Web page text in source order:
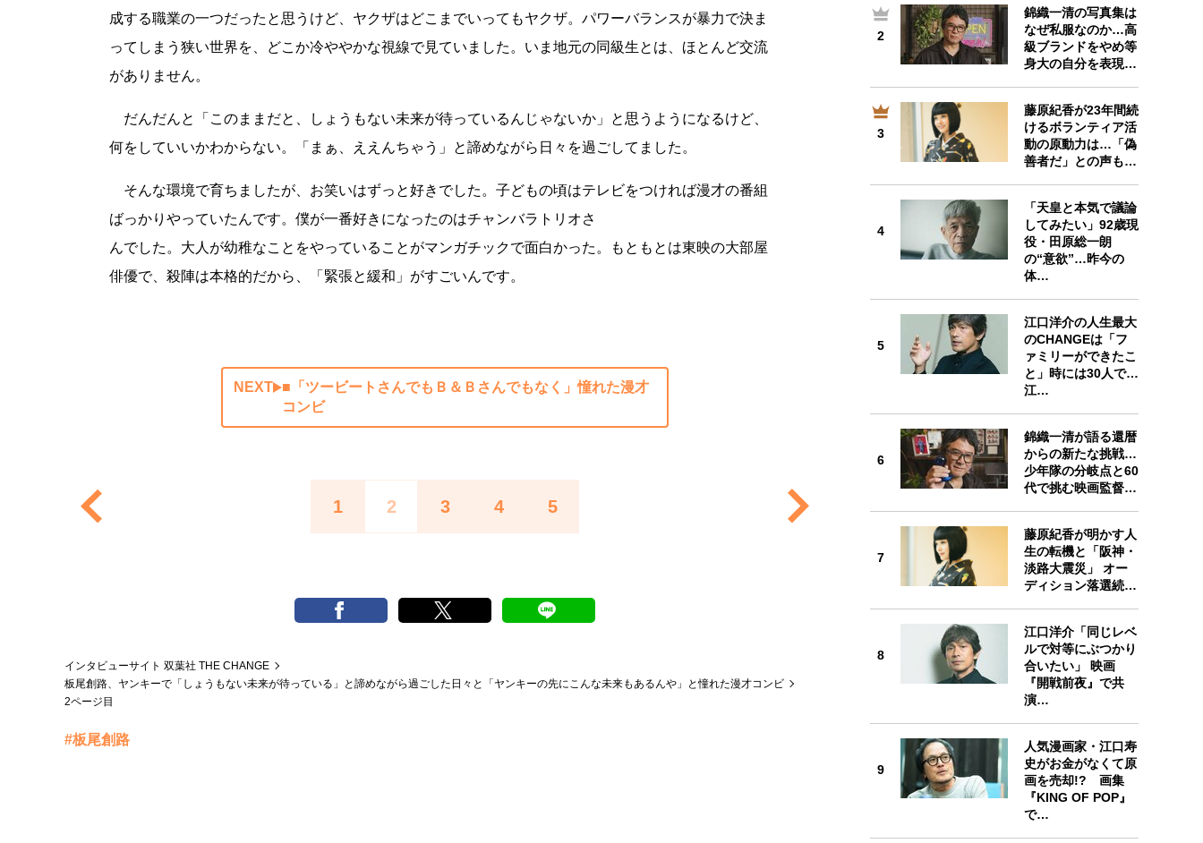
成する職業の一つだったと思うけど、ヤクザはどこまでいってもヤクザ。パワーバランスが暴力で決ま
ってしまう狭い世界を、どこか冷ややかな視線で見ていました。いま地元の同級生とは、ほとんど交流
がありません。
だんだんと「このままだと、しょうもない未来が待っているんじゃないか」と思うようになるけど、
何をしていいかわからない。「まぁ、ええんちゃう」と諦めながら日々を過ごしてました。
そんな環境で育ちましたが、お笑いはずっと好きでした。子どもの頃はテレビをつければ漫才の番組
ばっかりやっていたんです。僕が一番好きになったのはチャンバラトリオさ
んでした。大人が幼稚なことをやっていることがマンガチックで面白かった。もともとは東映の大部屋
俳優で、殺陣は本格的だから、「緊張と緩和」がすごいんです。
NEXT
■「ツービートさんでもＢ＆Ｂさんでもなく」憧れた漫才
コンビ
1 2 3 4 5
インタビューサイト 双葉社 THE CHANGE
板尾創路、ヤンキーで「しょうもない未来が待っている」と諦めながら過ごした日々と「ヤンキーの先にこんな未来もあるんや」と憧れた漫才コンビ
2ページ目
#板尾創路
2
錦織一清の写真集は
なぜ私服なのか…高
級ブランドをやめ等
身大の自分を表現…
3
藤原紀香が23年間続
けるボランティア活
動の原動力は…「偽
善者だ」との声も…
4
「天皇と本気で議論
してみたい」92歳現
役・田原総一朗
の“意欲”…昨今の
体…
5
江口洋介の人生最大
のCHANGEは「フ
ァミリーができたこ
と」時には30人で…
江…
6
錦織一清が語る還暦
からの新たな挑戦…
少年隊の分岐点と60
代で挑む映画監督…
7
藤原紀香が明かす人
生の転機と「阪神・
淡路大震災」 オー
ディション落選続…
8
江口洋介「同じレベ
ルで対等にぶつかり
合いたい」 映画
『開戦前夜』で共
演…
9
人気漫画家・江口寿
史がお金がなくて原
画を売却!? 画集
『KING OF POP』
で…